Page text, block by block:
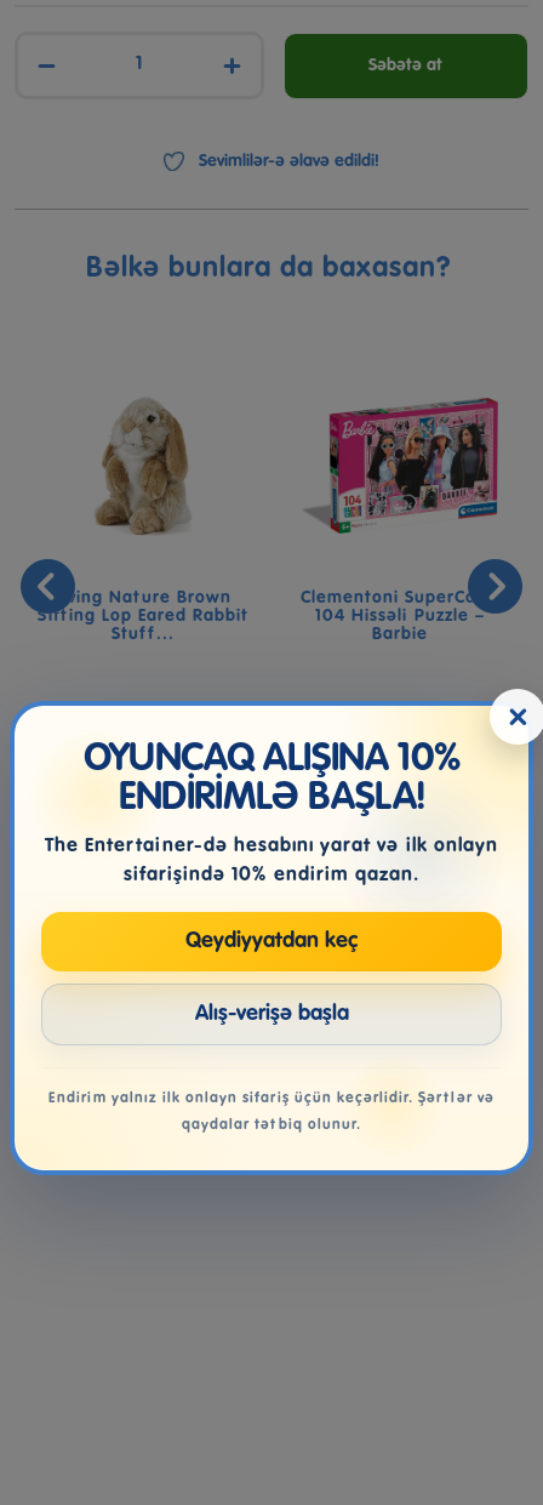
− + Səbətə at
Sevimlilər-ə əlavə edildi!
Bəlkə bunlara da baxasan?
Living Nature Brown
Sitting Lop Eared Rabbit
Stuff...
Clementoni SuperColor
104 Hissəli Puzzle –
Barbie
×
OYUNCAQ ALIŞINA 10%
ENDİRİMLƏ BAŞLA!
The Entertainer-də hesabını yarat və ilk onlayn
sifarişində 10% endirim qazan.
Qeydiyyatdan keç
Alış-verişə başla
Endirim yalnız ilk onlayn sifariş üçün keçərlidir. Şərtlər və
qaydalar tətbiq olunur.